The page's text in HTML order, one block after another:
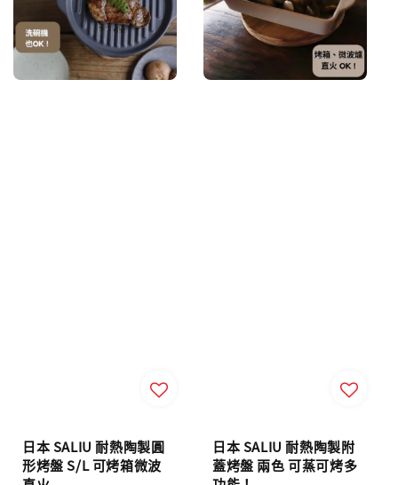
日本 SALIU 耐熱陶製圓
形烤盤 S/L 可烤箱微波
日本 SALIU 耐熱陶製附
蓋烤盤 兩色 可蒸可烤多